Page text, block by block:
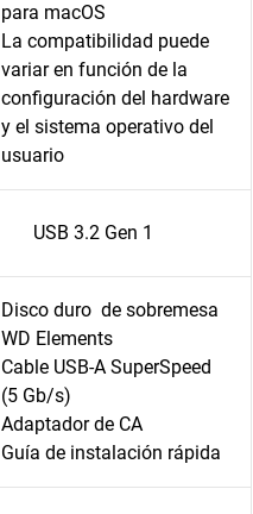
para macOS
La compatibilidad puede
variar en función de la
configuración del hardware
y el sistema operativo del
usuario
USB 3.2 Gen 1
Disco duro de sobremesa
WD Elements
Cable USB-A SuperSpeed
(5 Gb/s)
Adaptador de CA
Guía de instalación rápida